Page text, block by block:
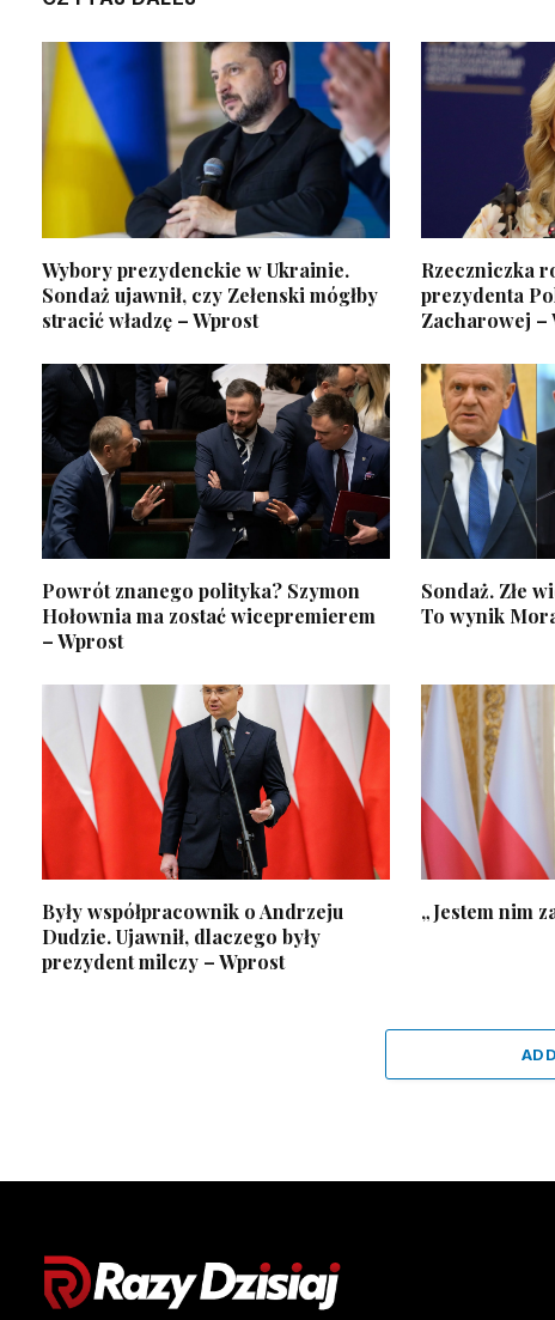
Wybory prezydenckie w Ukrainie.
Sondaż ujawnił, czy Zełenski mógłby
stracić władzę – Wprost
Rzeczniczka
prezydenta
Zacharowej –
Powrót znanego polityka? Szymon
Hołownia ma zostać wicepremierem
– Wprost
Sondaż. Złe
To wynik
Były współpracownik o Andrzeju
Dudzie. Ujawnił, dlaczego były
prezydent milczy – Wprost
„Jestem nim